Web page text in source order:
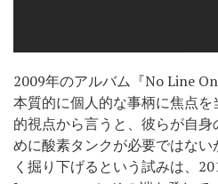
2009年のアルバム『No Line
本質的に個人的な事柄に焦点
的視点から言うと、彼らが自
めに酸素タンクが必要ではな
く掘り下げるという試みは、